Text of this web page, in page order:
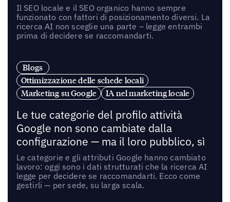
Il SEO locale e il SEO organico hanno sempre
funzionato con fattori di posizionamento diversi. La
ricerca AI non sceglie una parte – legge entrambi
prima di decidere se raccomandarti.
Blogs
Ottimizzazione delle schede locali
Marketing su Google
IA nel marketing locale
Le tue categorie del profilo attività
Google non sono cambiate dalla
configurazione — ma il loro pubblico, sì
Le categorie e gli attributi Google hanno cambiato
lavoro: oggi sono i dati strutturati che la ricerca AI
legge per decidere se raccomandarti. Ecco come
gestirli — per sede, su larga scala.